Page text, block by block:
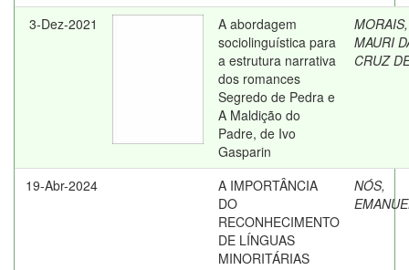
3-Dez-2021
A abordagem
sociolinguística para
a estrutura narrativa
dos romances
Segredo de Pedra e
A Maldição do
Padre, de Ivo
Gasparin
MORAIS,
MAURI
CRUZ
19-Abr-2024
A IMPORTÂNCIA
DO
RECONHECIMENTO
DE LÍNGUAS
MINORITÁRIAS
NÓS,